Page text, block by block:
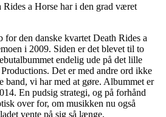
Rides a Horse har i den grad været
den danske kvartet Death Rides a
i 2009. Siden er det blevet til to
endelig ude på det lille
Det er med andre ord ikke
band, vi har med at gøre. Albummet er
En pudsig strategi, og på forhånd
over for, om musikken nu også
vente på sig så længe.